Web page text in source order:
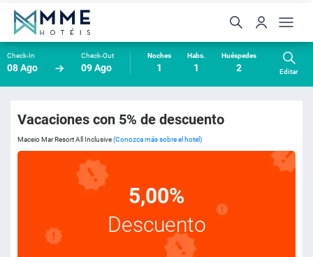
Check-In
08 Ago
Check-Out
09 Ago
Noches
1
Habs.
1
Huéspedes
2 Editar
Vacaciones con 5% de descuento
Maceio Mar Resort All Inclusive(Conozca más sobre el hotel)
5,00%
Descuento